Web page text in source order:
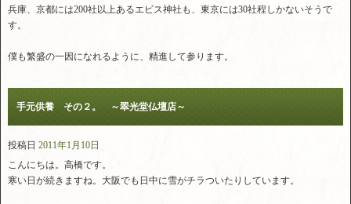
兵庫、京都には200社以上あるエビス神社も、東京には30社程しかないそうで
す。
僕も繁盛の一因になれるように、精進して参ります。
手元供養 その２。 ～翠光堂仏壇店～
投稿日 2011年1月10日
こんにちは。高橋です。
寒い日が続きますね。大阪でも日中に雪がチラついたりしています。